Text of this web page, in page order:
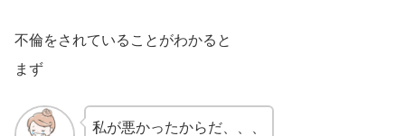
不倫をされていることがわかると
まず
私が悪かったからだ、、、